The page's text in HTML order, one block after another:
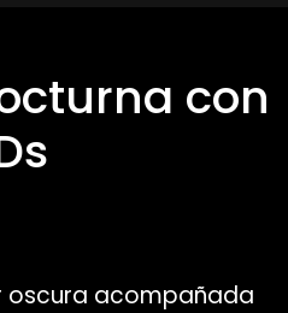
con
oscura acompañada